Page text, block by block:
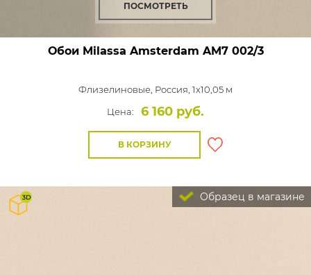
ПОСМОТРЕТЬ
Обои Milassa Amsterdam AM7 002/3
Флизелиновые, Россия, 1x10,05 м
Цена:
6 160 руб.
В КОРЗИНУ
Образец в магазине